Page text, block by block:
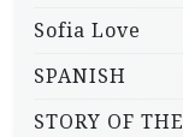
Sofia Love
SPANISH
STORY OF